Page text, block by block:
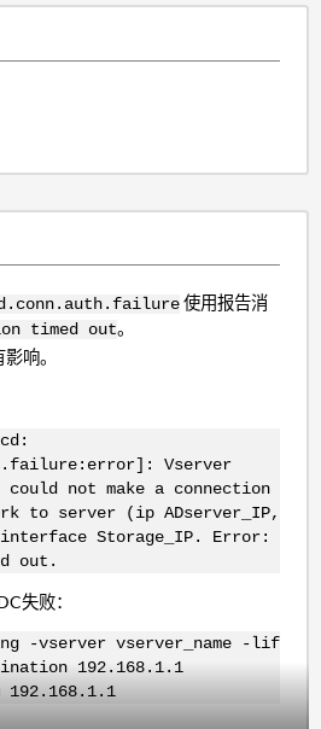
使用报告消
timed out。
响。
Vserver
could not make a connection
to server (ip ADserver_IP,
Storage_IP. Error:
out.
失败：
-vserver vserver_name -lif
192.168.1.1
192.168.1.1